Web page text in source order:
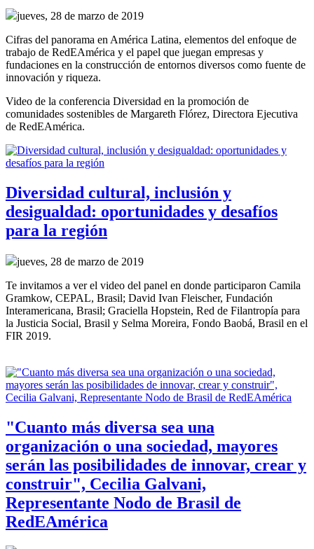
jueves, 28 de marzo de 2019
Cifras del panorama en América Latina, elementos del enfoque de
trabajo de RedEAmérica y el papel que juegan empresas y
fundaciones en la construcción de entornos diversos como fuente de
innovación y riqueza.
Video de la conferencia Diversidad en la promoción de
comunidades sostenibles de Margareth Flórez, Directora Ejecutiva
de RedEAmérica.
Diversidad cultural, inclusión y
desigualdad: oportunidades y desafíos
para la región
jueves, 28 de marzo de 2019
Te invitamos a ver el video del panel en donde participaron Camila
Gramkow, CEPAL, Brasil; David Ivan Fleischer, Fundación
Interamericana, Brasil; Graciella Hopstein, Red de Filantropía para
la Justicia Social, Brasil y Selma Moreira, Fondo Baobá, Brasil en el
FIR 2019.
"Cuanto más diversa sea una
organización o una sociedad, mayores
serán las posibilidades de innovar, crear y
construir", Cecilia Galvani,
Representante Nodo de Brasil de
RedEAmérica